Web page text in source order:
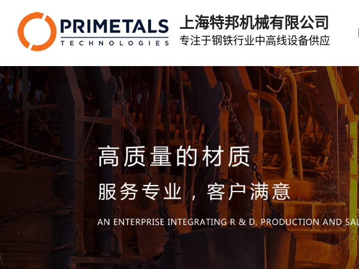
上海特邦机械有限公司
专注于钢铁行业中高线设备供应